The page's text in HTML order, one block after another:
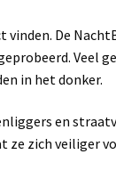
De
Veel
in het donker.
en
ze zich veiliger